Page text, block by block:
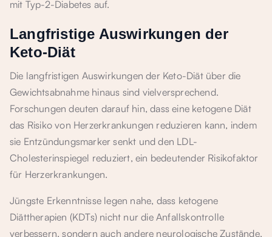
mit Typ-2-Diabetes auf.
Langfristige Auswirkungen der
Keto-Diät
Die langfristigen Auswirkungen der Keto-Diät über die
Gewichtsabnahme hinaus sind vielversprechend.
Forschungen deuten darauf hin, dass eine ketogene Diät
das Risiko von Herzerkrankungen reduzieren kann, indem
sie Entzündungsmarker senkt und den LDL-
Cholesterinspiegel reduziert, ein bedeutender Risikofaktor
für Herzerkrankungen.
Jüngste Erkenntnisse legen nahe, dass ketogene
Diättherapien (KDTs) nicht nur die Anfallskontrolle
verbessern, sondern auch andere neurologische Zustände,